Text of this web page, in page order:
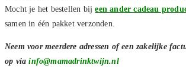
Mocht je het bestellen bijeen ander cadeau
samen in één pakket verzonden.
Neem voor meerdere adressen of een zakelijke
op viainfo@mamadrinktwijn.nl